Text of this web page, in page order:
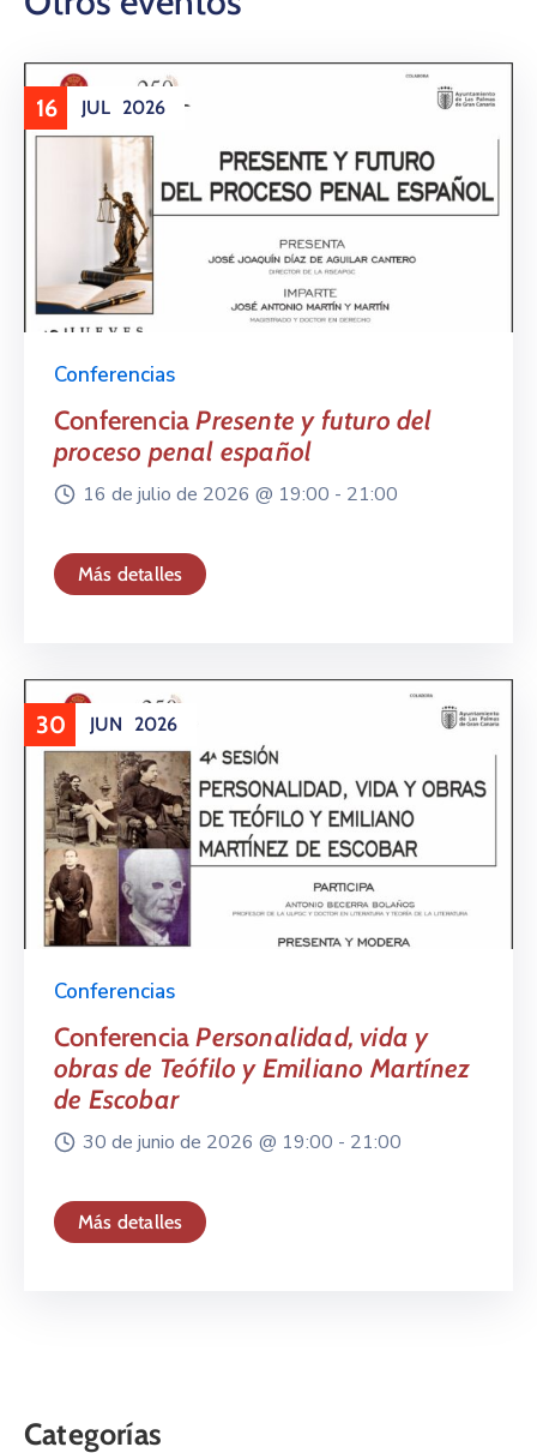
16 JUL 2026
Conferencias
ConferenciaPresente y futuro del
proceso penal español
16 de julio de 2026 @ 19:00 - 21:00
Más detalles
30 JUN 2026
Conferencias
ConferenciaPersonalidad, vida y
obras de Teófilo y Emiliano Martínez
de Escobar
30 de junio de 2026 @ 19:00 - 21:00
Más detalles